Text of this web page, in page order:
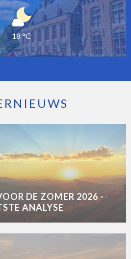
18 °C
DE ZOMER 2026 -
ANALYSE